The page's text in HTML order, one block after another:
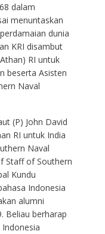
dalam
menuntaskan
dunia
KRI disambut
RI untuk
beserta Asisten
Naval
(P) John David
RI untuk India
Naval
Staff of Southern
Kundu
Indonesia
alumni
Beliau berharap